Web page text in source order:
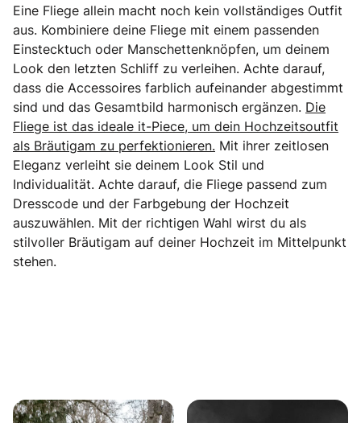
Eine Fliege allein macht noch kein vollständiges Outfit
aus. Kombiniere deine Fliege mit einem passenden
Einstecktuch oder Manschettenknöpfen, um deinem
Look den letzten Schliff zu verleihen. Achte darauf,
dass die Accessoires farblich aufeinander abgestimmt
sind und das Gesamtbild harmonisch ergänzen. Die
Fliege ist das ideale it-Piece, um dein Hochzeitsoutfit
als Bräutigam zu perfektionieren. Mit ihrer zeitlosen
Eleganz verleiht sie deinem Look Stil und
Individualität. Achte darauf, die Fliege passend zum
Dresscode und der Farbgebung der Hochzeit
auszuwählen. Mit der richtigen Wahl wirst du als
stilvoller Bräutigam auf deiner Hochzeit im Mittelpunkt
stehen.